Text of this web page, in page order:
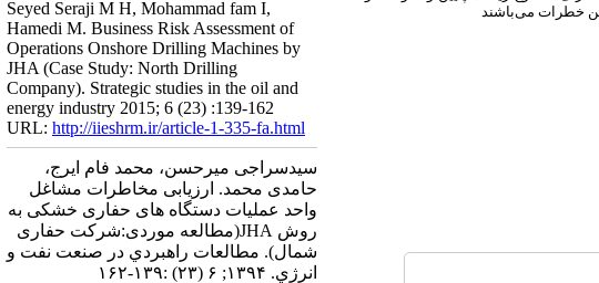
خطرات می‌باشند
Seyed Seraji M H, Mohammad fam I,
Hamedi M. Business Risk Assessment of
Operations Onshore Drilling Machines by
JHA (Case Study: North Drilling
Company). Strategic studies in the oil and
energy industry 2015; 6 (23) :139-162
URL: http://iieshrm.ir/article-1-335-fa.html
سیدسراجی میرحسن، محمد فام ایرج،
حامدی محمد. ارزیابی مخاطرات مشاغل
واحد عملیات دستگاه های حفاری خشکی به
روش JHA(مطالعه موردی:شرکت حفاری
شمال). مطالعات راهبردي در صنعت نفت و
انرژي. ۱۳۹۴; ۶ (۲۳) :۱۳۹-۱۶۲